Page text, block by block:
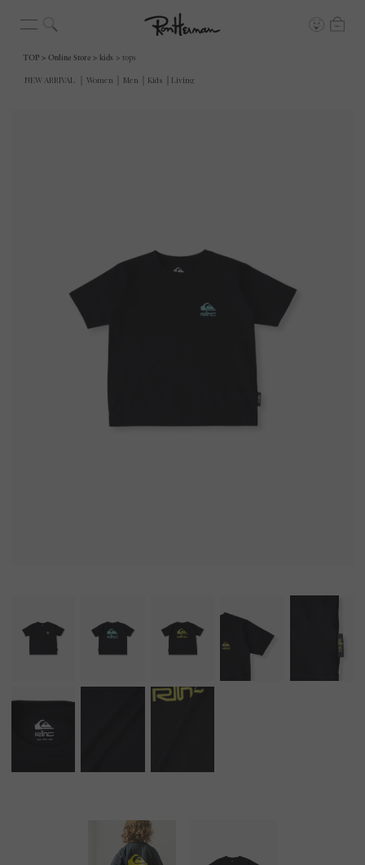
TOP Online Store kids tops